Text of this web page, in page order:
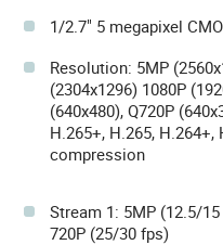
1/2.7" 5 megapixel
Resolution: 5MP
(2304x1296) 1080P
(640x480), Q720P
H.265+, H.265, H.264+,
compression
Stream 1: 5MP (12.5/15
720P (25/30 fps)